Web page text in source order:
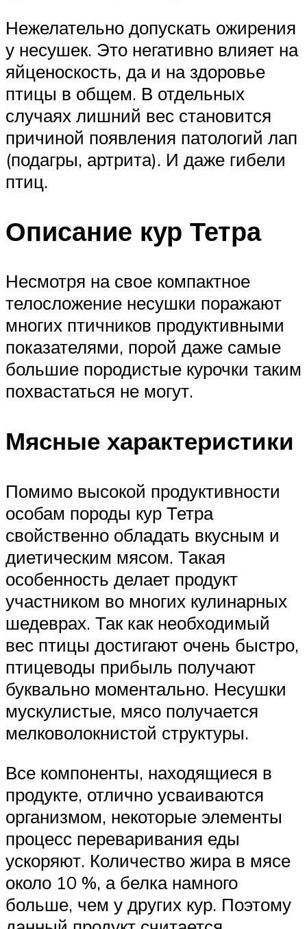
Нежелательно допускать ожирения
у несушек. Это негативно влияет на
яйценоскость, да и на здоровье
птицы в общем. В отдельных
случаях лишний вес становится
причиной появления патологий лап
(подагры, артрита). И даже гибели
птиц.
Описание кур Тетра
Несмотря на свое компактное
телосложение несушки поражают
многих птичников продуктивными
показателями, порой даже самые
большие породистые курочки таким
похвастаться не могут.
Мясные характеристики
Помимо высокой продуктивности
особам породы кур Тетра
свойственно обладать вкусным и
диетическим мясом. Такая
особенность делает продукт
участником во многих кулинарных
шедеврах. Так как необходимый
вес птицы достигают очень быстро,
птицеводы прибыль получают
буквально моментально. Несушки
мускулистые, мясо получается
мелковолокнистой структуры.
Все компоненты, находящиеся в
продукте, отлично усваиваются
организмом, некоторые элементы
процесс переваривания еды
ускоряют. Количество жира в мясе
около 10 %, а белка намного
больше, чем у других кур. Поэтому